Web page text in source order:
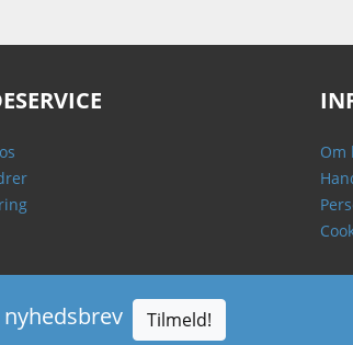
Om
Tilmeld!